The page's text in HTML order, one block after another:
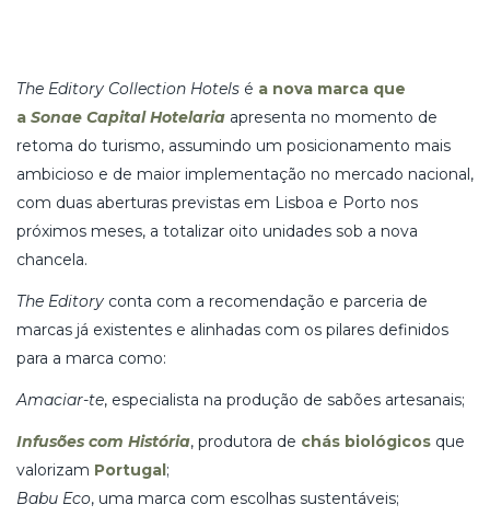
The Editory Collection Hotels é a nova marca que
a Sonae Capital Hotelaria apresenta no momento de
retoma do turismo, assumindo um posicionamento mais
ambicioso e de maior implementação no mercado nacional,
com duas aberturas previstas em Lisboa e Porto nos
próximos meses, a totalizar oito unidades sob a nova
chancela.
The Editory conta com a recomendação e parceria de
marcas já existentes e alinhadas com os pilares definidos
para a marca como:
Amaciar-te, especialista na produção de sabões artesanais;
Infusões com História, produtora de chás biológicos que
valorizam Portugal ;
Babu Eco, uma marca com escolhas sustentáveis;